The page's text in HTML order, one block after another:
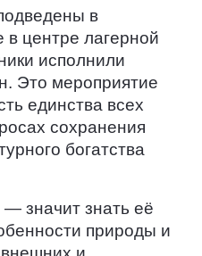
в
центре лагерной
исполнили
Это мероприятие
единства всех
сохранения
богатства
значит знать её
природы и